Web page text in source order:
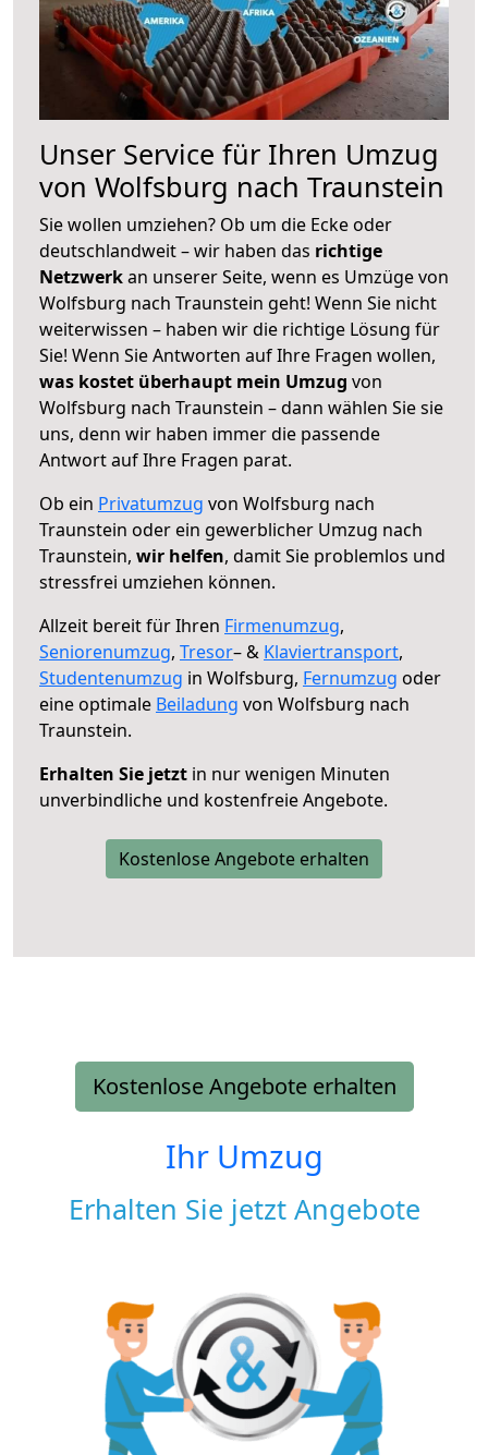
Unser Service für Ihren Umzug
von Wolfsburg nach Traunstein
Sie wollen umziehen? Ob um die Ecke oder
deutschlandweit – wir haben das richtige
Netzwerkan unserer Seite, wenn es Umzüge von
Wolfsburg nach Traunstein geht! Wenn Sie nicht
weiterwissen – haben wir die richtige Lösung für
Sie! Wenn Sie Antworten auf Ihre Fragen wollen,
was kostet überhaupt mein Umzug von
Wolfsburg nach Traunstein – dann wählen Sie sie
uns, denn wir haben immer die passende
Antwort auf Ihre Fragen parat.
Ob ein Privatumzug von Wolfsburg nach
Traunstein oder ein gewerblicher Umzug nach
Traunstein, wir helfen, damit Sie problemlos und
stressfrei umziehen können.
Allzeit bereit für Ihren Firmenumzug,
Seniorenumzug, Tresor– & Klaviertransport,
Studentenumzug in Wolfsburg, Fernumzug oder
eine optimale Beiladung von Wolfsburg nach
Traunstein.
Erhalten Sie jetzt in nur wenigen Minuten
unverbindliche und kostenfreie Angebote.
Kostenlose Angebote erhalten
Kostenlose Angebote erhalten
Ihr Umzug
Erhalten Sie jetzt Angebote